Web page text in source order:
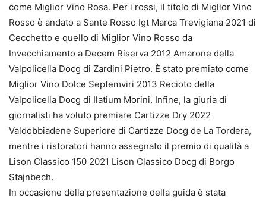
come Miglior Vino Rosa. Per i rossi, il titolo di Miglior Vino
Rosso è andato a Sante Rosso Igt Marca Trevigiana 2021 di
Cecchetto e quello di Miglior Vino Rosso da
Invecchiamento a Decem Riserva 2012 Amarone della
Valpolicella Docg di Zardini Pietro. È stato premiato come
Miglior Vino Dolce Septemviri 2013 Recioto della
Valpolicella Docg di Ilatium Morini. Infine, la giuria di
giornalisti ha voluto premiare Cartizze Dry 2022
Valdobbiadene Superiore di Cartizze Docg de La Tordera,
mentre i ristoratori hanno assegnato il premio di qualità a
Lison Classico 150 2021 Lison Classico Docg di Borgo
Stajnbech.
In occasione della presentazione della guida è stata